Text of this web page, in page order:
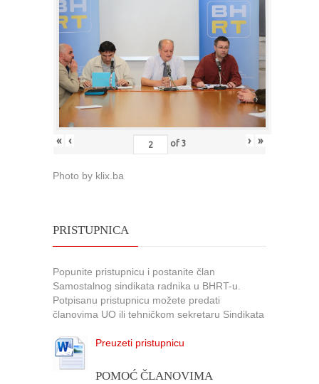
« ‹ of 3 › »
Photo by klix.ba
PRISTUPNICA
Popunite pristupnicu i postanite član
Samostalnog sindikata radnika u BHRT-u.
Potpisanu pristupnicu možete predati
članovima UO ili tehničkom sekretaru Sindikata
Preuzeti pristupnicu
POMOĆ ČLANOVIMA